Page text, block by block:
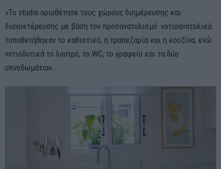
«Το studio οριοθέτησε τους χώρους διημέρευσης και
διανυκτέρευσης με βάση τον προσανατολισμό· νοτιοανατολικά
τοποθετήθηκαν το καθιστικό, η τραπεζαρία και η κουζίνα, ενώ
νοτιοδυτικά το λουτρό, το WC, το γραφείο και τα δύο
υπνοδωμάτια».